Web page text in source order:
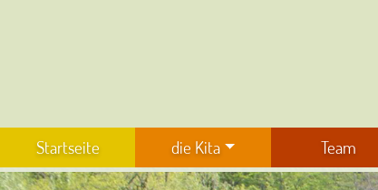
Startseite die Kita Team